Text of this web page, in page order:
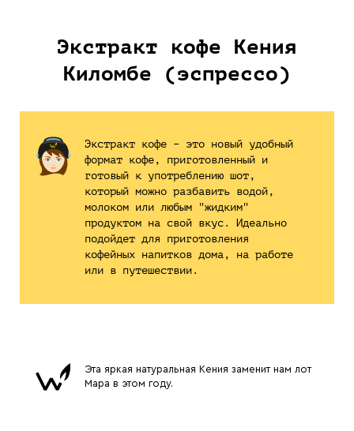
Экстракт кофе Кения
Киломбе (эспрессо)
Экстракт кофе – это новый удобный
формат кофе, приготовленный и
готовый к употреблению шот,
который можно разбавить водой,
молоком или любым "жидким"
продуктом на свой вкус. Идеально
подойдет для приготовления
кофейных напитков дома, на работе
или в путешествии.
Эта яркая натуральная Кения заменит нам лот
Мара в этом году.